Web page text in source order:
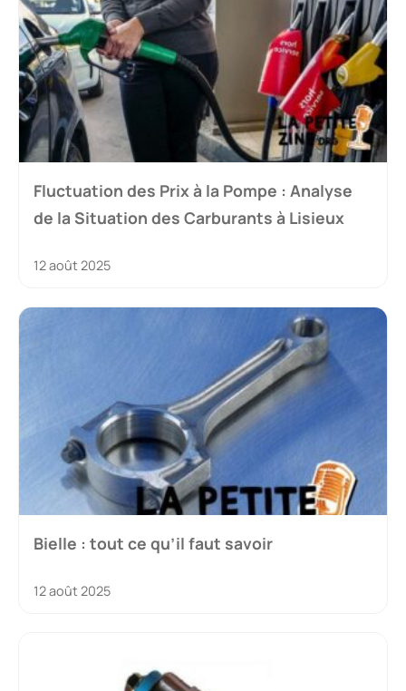
Fluctuation des Prix à la Pompe : Analyse
de la Situation des Carburants à Lisieux
12 août 2025
Bielle : tout ce qu’il faut savoir
12 août 2025